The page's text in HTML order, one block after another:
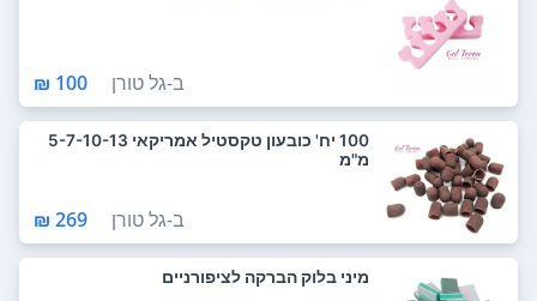
ב-גל טורן 100 ₪
100 יח' כובעון טקסטיל אמריקאי 5-7-10-13
מ"מ
ב-גל טורן 269 ₪
מיני בלוק הברקה לציפורניים